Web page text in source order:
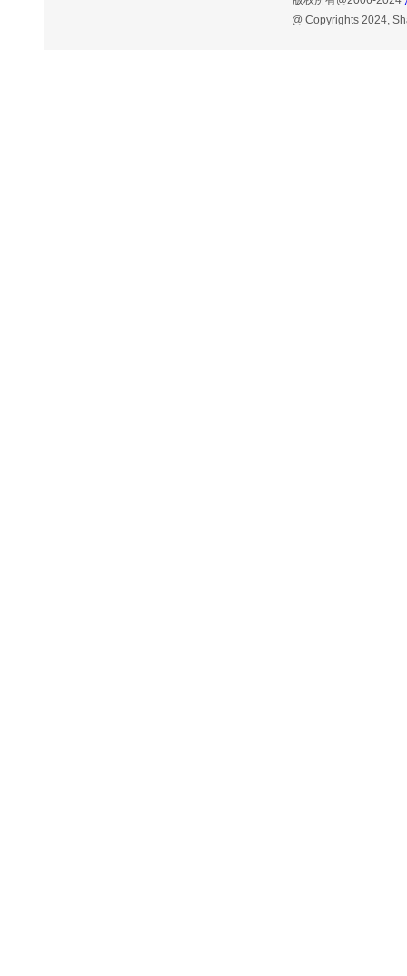
@ Copyrights 2024,